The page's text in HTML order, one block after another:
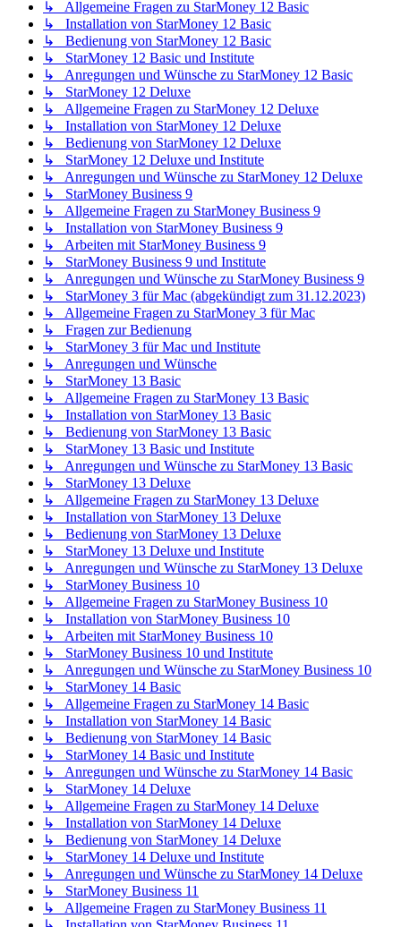
↳ Allgemeine Fragen zu StarMoney 12 Basic
↳ Installation von StarMoney 12 Basic
↳ Bedienung von StarMoney 12 Basic
↳ StarMoney 12 Basic und Institute
↳ Anregungen und Wünsche zu StarMoney 12 Basic
↳ StarMoney 12 Deluxe
↳ Allgemeine Fragen zu StarMoney 12 Deluxe
↳ Installation von StarMoney 12 Deluxe
↳ Bedienung von StarMoney 12 Deluxe
↳ StarMoney 12 Deluxe und Institute
↳ Anregungen und Wünsche zu StarMoney 12 Deluxe
↳ StarMoney Business 9
↳ Allgemeine Fragen zu StarMoney Business 9
↳ Installation von StarMoney Business 9
↳ Arbeiten mit StarMoney Business 9
↳ StarMoney Business 9 und Institute
↳ Anregungen und Wünsche zu StarMoney Business 9
↳ StarMoney 3 für Mac (abgekündigt zum 31.12.2023)
↳ Allgemeine Fragen zu StarMoney 3 für Mac
↳ Fragen zur Bedienung
↳ StarMoney 3 für Mac und Institute
↳ Anregungen und Wünsche
↳ StarMoney 13 Basic
↳ Allgemeine Fragen zu StarMoney 13 Basic
↳ Installation von StarMoney 13 Basic
↳ Bedienung von StarMoney 13 Basic
↳ StarMoney 13 Basic und Institute
↳ Anregungen und Wünsche zu StarMoney 13 Basic
↳ StarMoney 13 Deluxe
↳ Allgemeine Fragen zu StarMoney 13 Deluxe
↳ Installation von StarMoney 13 Deluxe
↳ Bedienung von StarMoney 13 Deluxe
↳ StarMoney 13 Deluxe und Institute
↳ Anregungen und Wünsche zu StarMoney 13 Deluxe
↳ StarMoney Business 10
↳ Allgemeine Fragen zu StarMoney Business 10
↳ Installation von StarMoney Business 10
↳ Arbeiten mit StarMoney Business 10
↳ StarMoney Business 10 und Institute
↳ Anregungen und Wünsche zu StarMoney Business 10
↳ StarMoney 14 Basic
↳ Allgemeine Fragen zu StarMoney 14 Basic
↳ Installation von StarMoney 14 Basic
↳ Bedienung von StarMoney 14 Basic
↳ StarMoney 14 Basic und Institute
↳ Anregungen und Wünsche zu StarMoney 14 Basic
↳ StarMoney 14 Deluxe
↳ Allgemeine Fragen zu StarMoney 14 Deluxe
↳ Installation von StarMoney 14 Deluxe
↳ Bedienung von StarMoney 14 Deluxe
↳ StarMoney 14 Deluxe und Institute
↳ Anregungen und Wünsche zu StarMoney 14 Deluxe
↳ StarMoney Business 11
↳ Allgemeine Fragen zu StarMoney Business 11